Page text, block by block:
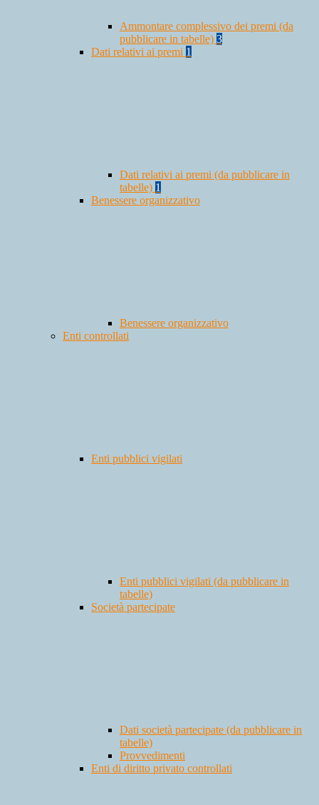
Ammontare complessivo dei premi (da
pubblicare in tabelle) 3
Dati relativi ai premi 1
Dati relativi ai premi (da pubblicare in
tabelle) 1
Benessere organizzativo
Benessere organizzativo
Enti controllati
Enti pubblici vigilati
Enti pubblici vigilati (da pubblicare in
tabelle)
Società partecipate
Dati società partecipate (da pubblicare in
tabelle)
Provvedimenti
Enti di diritto privato controllati